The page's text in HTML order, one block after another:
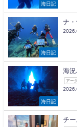
海日記
海日記
ナ・
海日記
海況
アー
チー